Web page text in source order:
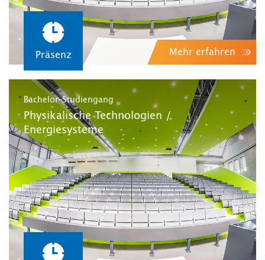
Präsenz Mehr erfahren
Bachelor-Studiengang
Physikalische Technologien /
Energiesysteme